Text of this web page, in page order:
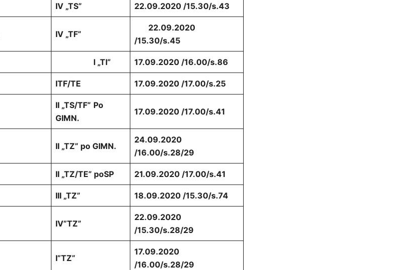
IV „TS” 22.09.2020 /15.30/s.43
IV „TF”
22.09.2020
/15.30/s.45
I „TI” 17.09.2020 /16.00/s.86
ITF/TE 17.09.2020 /17.00/s.25
II „TS/TF” Po
GIMN.
17.09.2020 /17.00/s.41
II „TZ” po GIMN.
24.09.2020
/16.00/s.28/29
II „TZ/TE” poSP 21.09.2020 /17.00/s.41
III „TZ” 18.09.2020 /15.30/s.74
IV”TZ”
22.09.2020
/15.30/s.28/29
I”TZ”
17.09.2020
/16.00/s.28/29